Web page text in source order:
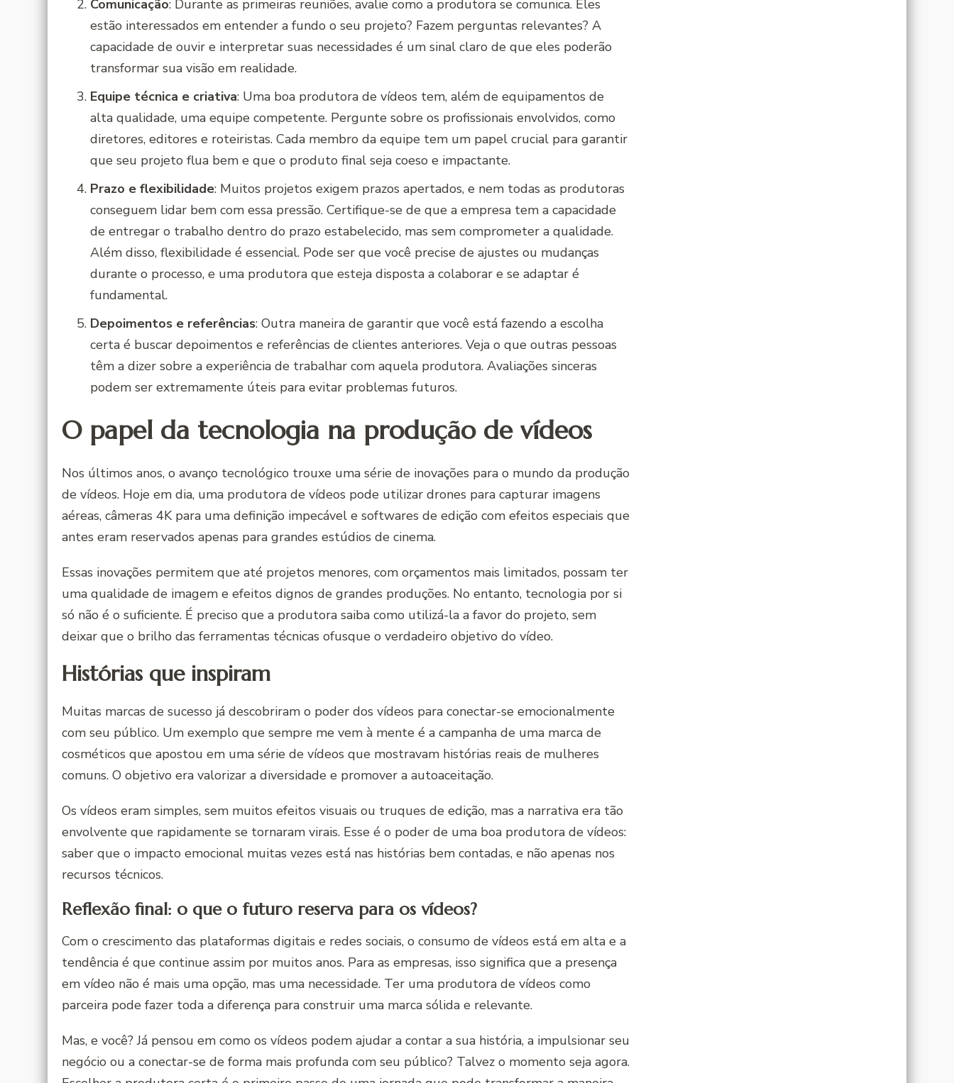
Comunicação: Durante as primeiras reuniões, avalie como a produtora se comunica. Eles
estão interessados em entender a fundo o seu projeto? Fazem perguntas relevantes? A
capacidade de ouvir e interpretar suas necessidades é um sinal claro de que eles poderão
transformar sua visão em realidade.
Equipe técnica e criativa: Uma boa produtora de vídeos tem, além de equipamentos de
alta qualidade, uma equipe competente. Pergunte sobre os profissionais envolvidos, como
diretores, editores e roteiristas. Cada membro da equipe tem um papel crucial para garantir
que seu projeto flua bem e que o produto final seja coeso e impactante.
Prazo e flexibilidade: Muitos projetos exigem prazos apertados, e nem todas as produtoras
conseguem lidar bem com essa pressão. Certifique-se de que a empresa tem a capacidade
de entregar o trabalho dentro do prazo estabelecido, mas sem comprometer a qualidade.
Além disso, flexibilidade é essencial. Pode ser que você precise de ajustes ou mudanças
durante o processo, e uma produtora que esteja disposta a colaborar e se adaptar é
fundamental.
Depoimentos e referências: Outra maneira de garantir que você está fazendo a escolha
certa é buscar depoimentos e referências de clientes anteriores. Veja o que outras pessoas
têm a dizer sobre a experiência de trabalhar com aquela produtora. Avaliações sinceras
podem ser extremamente úteis para evitar problemas futuros.
O papel da tecnologia na produção de vídeos
Nos últimos anos, o avanço tecnológico trouxe uma série de inovações para o mundo da produção
de vídeos. Hoje em dia, uma produtora de vídeos pode utilizar drones para capturar imagens
aéreas, câmeras 4K para uma definição impecável e softwares de edição com efeitos especiais que
antes eram reservados apenas para grandes estúdios de cinema.
Essas inovações permitem que até projetos menores, com orçamentos mais limitados, possam ter
uma qualidade de imagem e efeitos dignos de grandes produções. No entanto, tecnologia por si
só não é o suficiente. É preciso que a produtora saiba como utilizá-la a favor do projeto, sem
deixar que o brilho das ferramentas técnicas ofusque o verdadeiro objetivo do vídeo.
Histórias que inspiram
Muitas marcas de sucesso já descobriram o poder dos vídeos para conectar-se emocionalmente
com seu público. Um exemplo que sempre me vem à mente é a campanha de uma marca de
cosméticos que apostou em uma série de vídeos que mostravam histórias reais de mulheres
comuns. O objetivo era valorizar a diversidade e promover a autoaceitação.
Os vídeos eram simples, sem muitos efeitos visuais ou truques de edição, mas a narrativa era tão
envolvente que rapidamente se tornaram virais. Esse é o poder de uma boa produtora de vídeos:
saber que o impacto emocional muitas vezes está nas histórias bem contadas, e não apenas nos
recursos técnicos.
Reflexão final: o que o futuro reserva para os vídeos?
Com o crescimento das plataformas digitais e redes sociais, o consumo de vídeos está em alta e a
tendência é que continue assim por muitos anos. Para as empresas, isso significa que a presença
em vídeo não é mais uma opção, mas uma necessidade. Ter uma produtora de vídeos como
parceira pode fazer toda a diferença para construir uma marca sólida e relevante.
Mas, e você? Já pensou em como os vídeos podem ajudar a contar a sua história, a impulsionar seu
negócio ou a conectar-se de forma mais profunda com seu público? Talvez o momento seja agora.